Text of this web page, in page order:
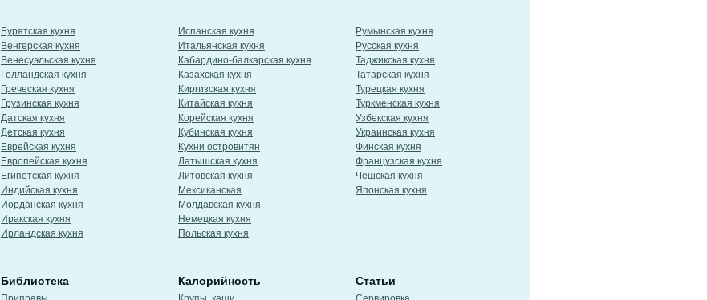
Бурятская кухня
Венгерская кухня
Венесуэльская кухня
Голландская кухня
Греческая кухня
Грузинская кухня
Датская кухня
Детская кухня
Еврейская кухня
Европейская кухня
Египетская кухня
Индийская кухня
Иорданская кухня
Иракская кухня
Ирландская кухня
Испанская кухня
Итальянская кухня
Кабардино-балкарская кухня
Казахская кухня
Киргизская кухня
Китайская кухня
Корейская кухня
Кубинская кухня
Кухни островитян
Латышская кухня
Литовская кухня
Мексиканская
Молдавская кухня
Немецкая кухня
Польская кухня
Румынская кухня
Русская кухня
Таджикская кухня
Татарская кухня
Турецкая кухня
Туркменская кухня
Узбекская кухня
Украинская кухня
Финская кухня
Французская кухня
Чешская кухня
Японская кухня
Библиотека Калорийность Статьи